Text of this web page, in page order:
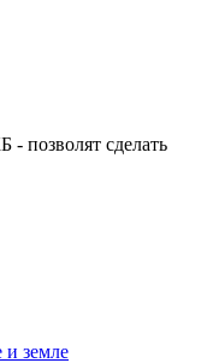
позволят сделать
земле